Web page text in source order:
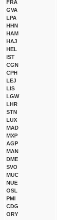
FRA
GVA
LPA
HHN
HAM
HAJ
HEL
IST
CGN
CPH
LEJ
LIS
LGW
LHR
STN
LUX
MAD
MXP
AGP
MAN
DME
SVO
MUC
NUE
OSL
PMI
CDG
ORY